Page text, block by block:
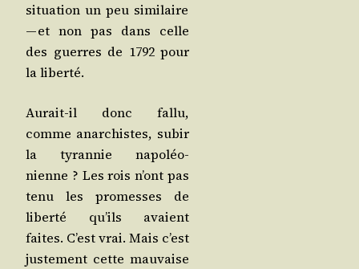
situa­tion un peu simi­laire
— et non pas dans celle
des guerres de 1792 pour
la liberté.
Aurait-il donc fal­lu,
comme anar­chistes, subir
la tyran­nie napo­léo­
nienne ? Les rois n’ont pas
tenu les pro­messes de
liber­té qu’ils avaient
faites. C’est vrai. Mais c’est
jus­te­ment cette mau­vaise